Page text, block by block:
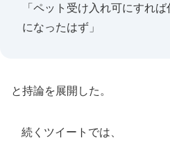
「ペット受け入れ可にすれ
になったはず」
と持論を展開した。
続くツイートでは、